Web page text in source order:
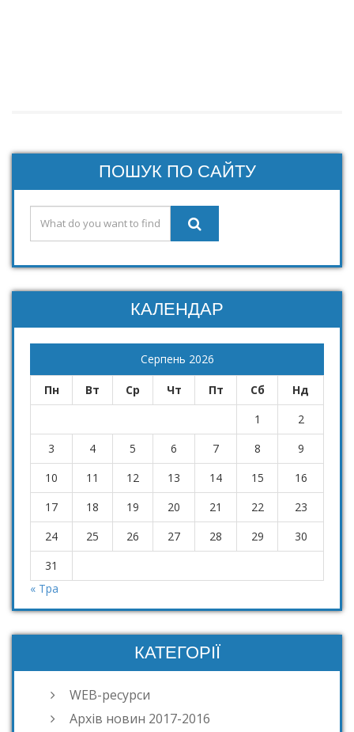
ПОШУК ПО САЙТУ
КАЛЕНДАР
Серпень 2026
Пн Вт Ср Чт Пт Сб
Нд
1
2
3
4 5 6 7 8
9
10
11 12 13 14 15
16
17
18 19 20 21 22
23
24
25 26 27 28 29
30
31
« Тра
КАТЕГОРІЇ
WEB-ресурси
Архів новин 2017-2016